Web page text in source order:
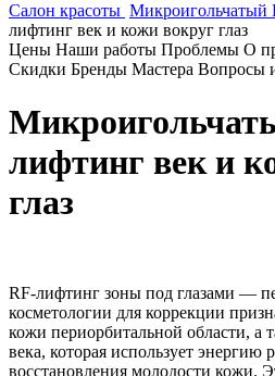
Салон красоты Микроигольчатый
лифтинг век и кожи вокруг глаз
Цены Наши работы Проблемы О
Скидки Бренды Мастера Вопросы
лифтинг век и
глаз
RF-лифтинг зоны под глазами —
косметологии для коррекции
кожи периорбитальной области, а
века, которая использует энергию
восстановления молодости кожи.